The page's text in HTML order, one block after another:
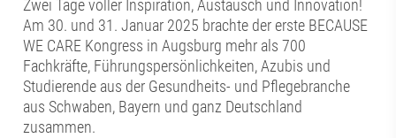
Zwei Tage voller Inspiration, Austausch und Innovation!
Am 30. und 31. Januar 2025 brachte der erste BECAUSE
WE CARE Kongress in Augsburg mehr als 700
Fachkräfte, Führungspersönlichkeiten, Azubis und
Studierende aus der Gesundheits- und Pflegebranche
aus Schwaben, Bayern und ganz Deutschland
zusammen.